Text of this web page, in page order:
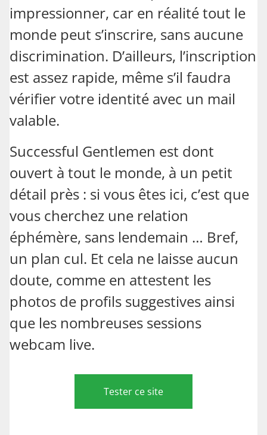
impressionner, car en réalité tout le
monde peut s’inscrire, sans aucune
discrimination. D’ailleurs, l’inscription
est assez rapide, même s’il faudra
vérifier votre identité avec un mail
valable.
Successful Gentlemen est dont
ouvert à tout le monde, à un petit
détail près : si vous êtes ici, c’est que
vous cherchez une relation
éphémère, sans lendemain … Bref,
un plan cul. Et cela ne laisse aucun
doute, comme en attestent les
photos de profils suggestives ainsi
que les nombreuses sessions
webcam live.
Tester ce site